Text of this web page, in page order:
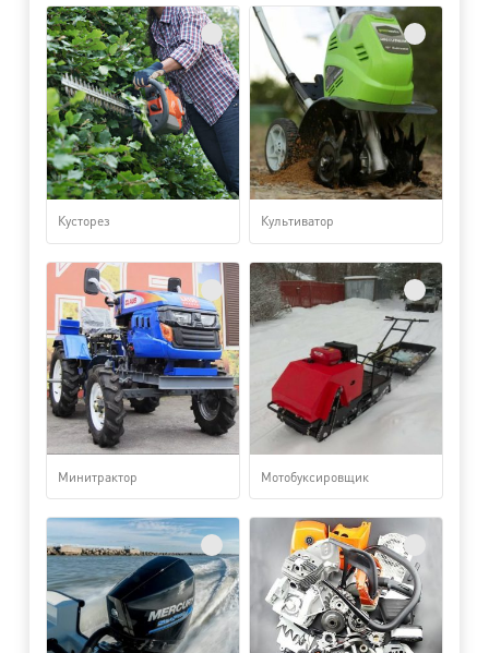
Кусторез Культиватор
Минитрактор Мотобуксировщик